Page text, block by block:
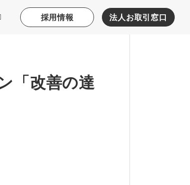
採用情報 法人お取引窓口
「改善の達